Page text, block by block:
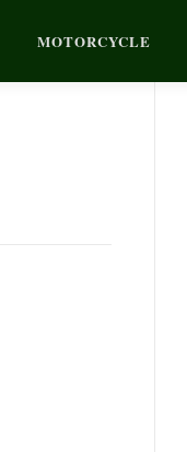
MOTORCYCLE